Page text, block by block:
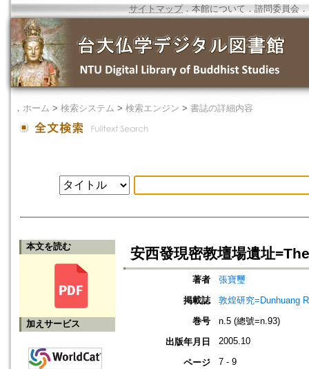
サイトマップ．本館について ． 諮問委員会 ．
． ホーム > 検索システム > 検索エンジン > 書誌の詳細内容
本文を読む
加えサービス
安西發現密教壇場遺址
著者
張寶璽
掲載誌
敦煌研究=Dunhuang
巻号
n.5 (總號=n.93)
出版年月日
2005.10
ページ 7 - 9